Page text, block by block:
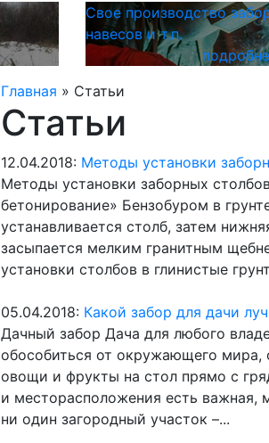
Свое производство
навесов и т.п.
Главная » Статьи
Статьи
12.04.2018: Методы установки
Методы установки заборных
бетонирование» Бензобуром в
устанавливается столб, затем
засыпается мелким гранитным
установки столбов в глинистые
05.04.2018: Какой забор для дачи
Дачный забор Дача для любого
обособиться от окружающего мира,
овощи и фрукты на стол прямо с
и месторасположения есть важная,
ни один загородный участок –...